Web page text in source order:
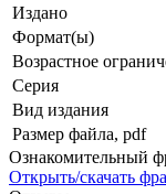
Издано
Формат(ы)
Возрастное
Серия
Вид издания
Размер файла, pdf
Ознакомительный
Открыть/скачать